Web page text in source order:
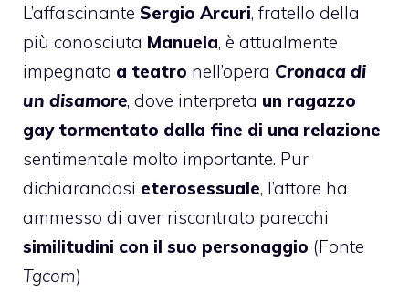
L’affascinante Sergio Arcuri, fratello della
più conosciuta Manuela, è attualmente
impegnato a teatro nell’opera Cronaca di
un disamore, dove interpreta un ragazzo
gay tormentato dalla fine di una relazione
sentimentale molto importante. Pur
dichiarandosi eterosessuale, l’attore ha
ammesso di aver riscontrato parecchi
similitudini con il suo personaggio (Fonte
Tgcom)